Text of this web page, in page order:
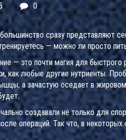
0
сразу представляют
— можно ли просто
— это почти магия для быстрого
как любые другие нутриенты.
а зачастую оседает в
создавали не только для
операций. Так что, в